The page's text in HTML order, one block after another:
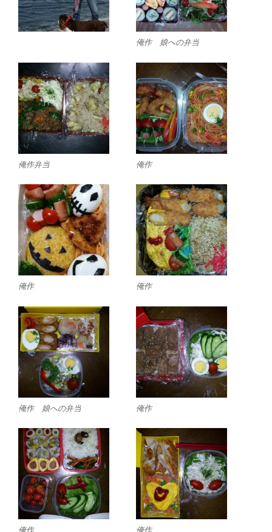
俺作 娘への弁当
俺作弁当 俺作
俺作 俺作
俺作 娘への弁当 俺作
俺作 俺作